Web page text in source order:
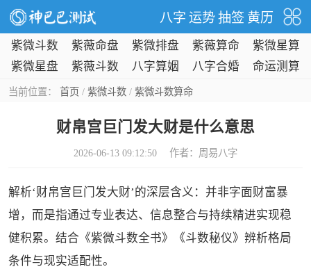
八字 运势 抽签 黄历
紫微斗数 紫薇命盘 紫微排盘 紫薇算命
紫微星算
命
紫微星盘 紫薇斗数
八字算姻
八字合婚 命运测算
当前位置： 首页 / 紫微斗数/ 紫微斗数算命
财帛宫巨门发大财是什么意思
2026-06-13 09:12:50 作者： 周易八字
解析‘财帛宫巨门发大财’的深层含义：并非字面财富暴
增，而是指通过专业表达、信息整合与持续精进实现稳
健积累。结合《紫微斗数全书》《斗数秘仪》辨析格局
条件与现实适配性。